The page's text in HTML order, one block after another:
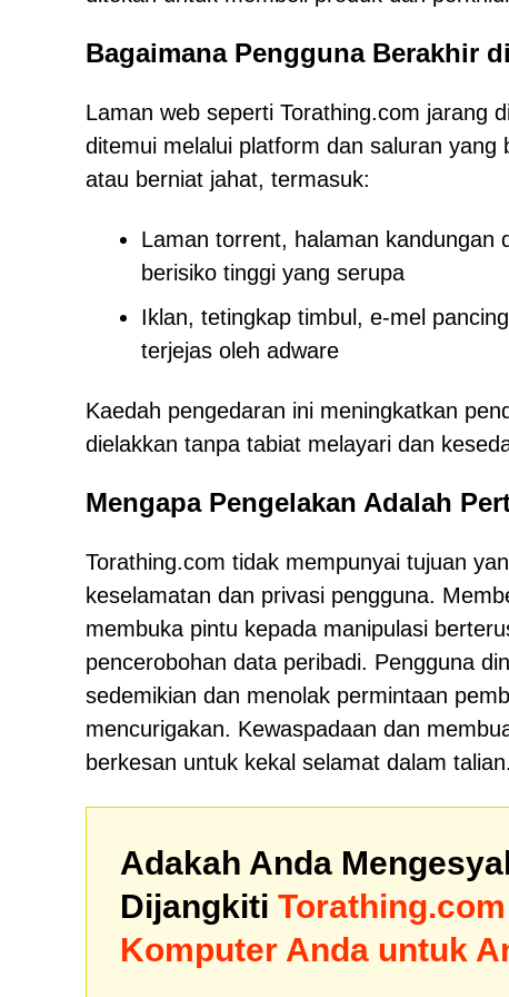
Bagaimana Pengguna Berakhir
Laman web seperti Torathing.com jarang
ditemui melalui platform dan saluran
atau berniat jahat, termasuk:
Laman torrent, halaman kandungan
berisiko tinggi yang serupa
Iklan, tetingkap timbul, e-mel
terjejas oleh adware
Kaedah pengedaran ini meningkatkan
dielakkan tanpa tabiat melayari dan
Mengapa Pengelakan Adalah
Torathing.com tidak mempunyai tujuan
keselamatan dan privasi pengguna.
membuka pintu kepada manipulasi
pencerobohan data peribadi. Pengguna
sedemikian dan menolak permintaan
mencurigakan. Kewaspadaan dan
berkesan untuk kekal selamat dalam talian.
Adakah Anda
Dijangkiti Torathing.com
Komputer Anda untuk